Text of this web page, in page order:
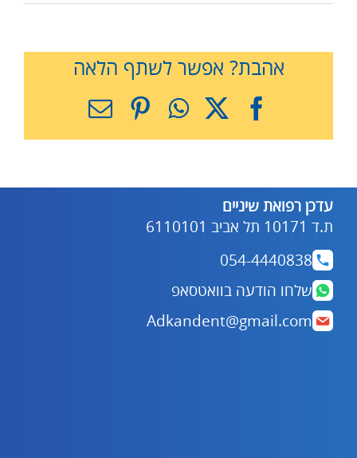
אהבת? אפשר לשתף הלאה
Facebook
X
WhatsApp
Pinterest
כתובת
עדכן רפואת שיניים
ת.ד 10171 תל אביב 6110101
054-4440838
שלחו הודעה בוואטסאפ
Adkandent@gmail.com